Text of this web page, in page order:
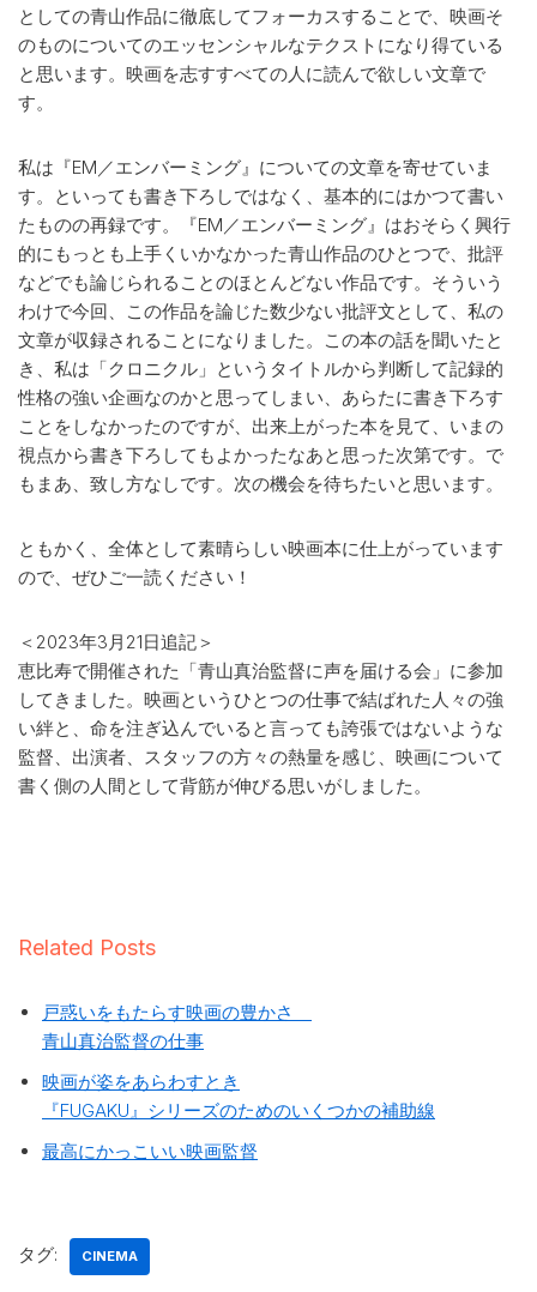
としての青山作品に徹底してフォーカスすることで、映画そ
のものについてのエッセンシャルなテクストになり得ている
と思います。映画を志すすべての人に読んで欲しい文章で
す。
私は『EM／エンバーミング』についての文章を寄せていま
す。といっても書き下ろしではなく、基本的にはかつて書い
たものの再録です。『EM／エンバーミング』はおそらく興行
的にもっとも上手くいかなかった青山作品のひとつで、批評
などでも論じられることのほとんどない作品です。そういう
わけで今回、この作品を論じた数少ない批評文として、私の
文章が収録されることになりました。この本の話を聞いたと
き、私は「クロニクル」というタイトルから判断して記録的
性格の強い企画なのかと思ってしまい、あらたに書き下ろす
ことをしなかったのですが、出来上がった本を見て、いまの
視点から書き下ろしてもよかったなあと思った次第です。で
もまあ、致し方なしです。次の機会を待ちたいと思います。
ともかく、全体として素晴らしい映画本に仕上がっています
ので、ぜひご一読ください！
＜2023年3月21日追記＞
恵比寿で開催された「青山真治監督に声を届ける会」に参加
してきました。映画というひとつの仕事で結ばれた人々の強
い絆と、命を注ぎ込んでいると言っても誇張ではないような
監督、出演者、スタッフの方々の熱量を感じ、映画について
書く側の人間として背筋が伸びる思いがしました。
Related Posts
戸惑いをもたらす映画の豊かさ
青山真治監督の仕事
映画が姿をあらわすとき
『FUGAKU』シリーズのためのいくつかの補助線
最高にかっこいい映画監督
タグ: CINEMA